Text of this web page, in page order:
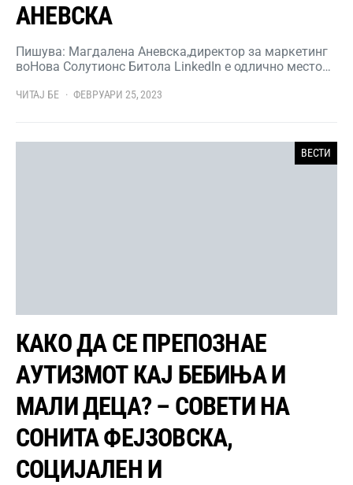
АНЕВСКА
Пишува: Магдалена Аневска,директор за маркетинг
воНова Солутионс Битола LinkedIn е одлично место…
ЧИТАЈ БЕ ФЕВРУАРИ 25, 2023
ВЕСТИ
КАКО ДА СЕ ПРЕПОЗНАЕ
АУТИЗМОТ КАЈ БЕБИЊА И
МАЛИ ДЕЦА? – СОВЕТИ НА
СОНИТА ФЕЈЗОВСКА,
СОЦИЈАЛЕН И